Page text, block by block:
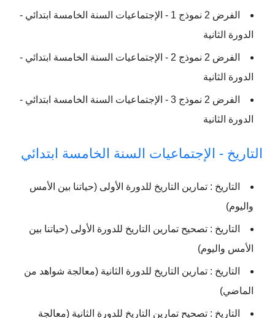
الفرض 2 نموذج 1 - الإجتماعيات السنة الخامسة ابتدائي -
الدورة الثانية
الفرض 2 نموذج 2 - الإجتماعيات السنة الخامسة ابتدائي -
الدورة الثانية
الفرض 2 نموذج 3 - الإجتماعيات السنة الخامسة ابتدائي -
الدورة الثانية
التاريخ - الإجتماعيات السنة الخامسة ابتدائي
التاريخ : تمارين التاريخ للدورة الأولى (حياتنا بين الأمس
واليوم)
التاريخ : تصحيح تمارين التاريخ للدورة الأولى (حياتنا بين
الأمس واليوم)
التاريخ : تمارين التاريخ للدورة الثانية (معالجة شواهد من
الماضي)
التاريخ : تصحيح تمارين التاريخ للدورة الثانية (معالجة